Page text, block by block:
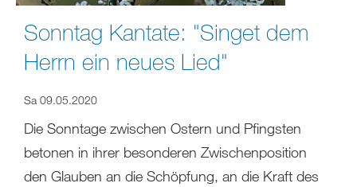
Sonntag Kantate: "Singet dem
Herrn ein neues Lied"
Sa 09.05.2020
Die Sonntage zwischen Ostern und Pfingsten
betonen in ihrer besonderen Zwischenposition
den Glauben an die Schöpfung, an die Kraft des